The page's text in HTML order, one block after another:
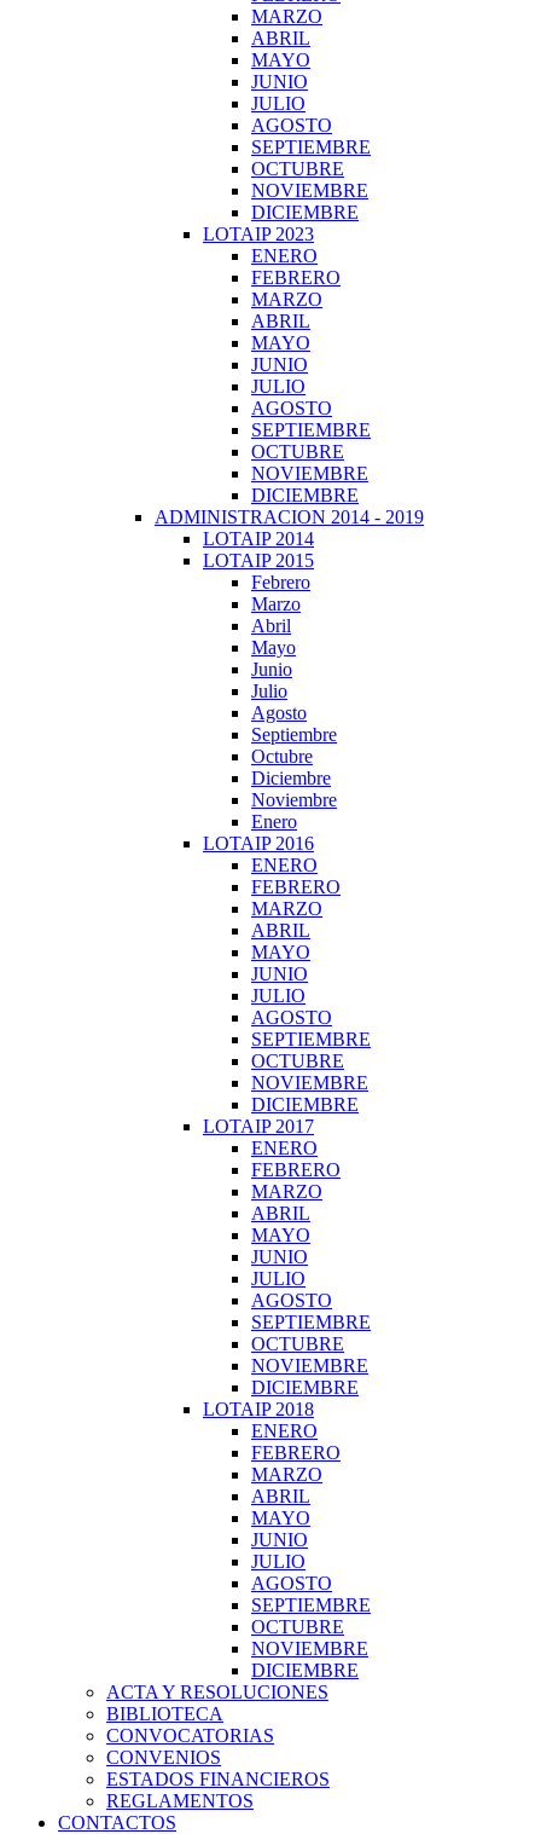
MARZO
ABRIL
MAYO
JUNIO
JULIO
AGOSTO
SEPTIEMBRE
OCTUBRE
NOVIEMBRE
DICIEMBRE
LOTAIP 2023
ENERO
FEBRERO
MARZO
ABRIL
MAYO
JUNIO
JULIO
AGOSTO
SEPTIEMBRE
OCTUBRE
NOVIEMBRE
DICIEMBRE
ADMINISTRACION 2014 - 2019
LOTAIP 2014
LOTAIP 2015
Febrero
Marzo
Abril
Mayo
Junio
Julio
Agosto
Septiembre
Octubre
Diciembre
Noviembre
Enero
LOTAIP 2016
ENERO
FEBRERO
MARZO
ABRIL
MAYO
JUNIO
JULIO
AGOSTO
SEPTIEMBRE
OCTUBRE
NOVIEMBRE
DICIEMBRE
LOTAIP 2017
ENERO
FEBRERO
MARZO
ABRIL
MAYO
JUNIO
JULIO
AGOSTO
SEPTIEMBRE
OCTUBRE
NOVIEMBRE
DICIEMBRE
LOTAIP 2018
ENERO
FEBRERO
MARZO
ABRIL
MAYO
JUNIO
JULIO
AGOSTO
SEPTIEMBRE
OCTUBRE
NOVIEMBRE
DICIEMBRE
ACTA Y RESOLUCIONES
BIBLIOTECA
CONVOCATORIAS
CONVENIOS
ESTADOS FINANCIEROS
REGLAMENTOS
CONTACTOS